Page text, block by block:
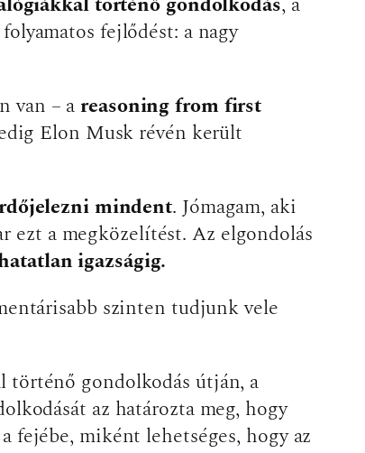
fejlődést: a nagy
van – areasoning from first
Elon Musk révén került
mindent. Jómagam, aki
ezt a megközelítést. Az elgondolás
igazságig.
szinten tudjunk vele
történő gondolkodás útján, a
az határozta meg, hogy
fejébe, miként lehetséges, hogy az